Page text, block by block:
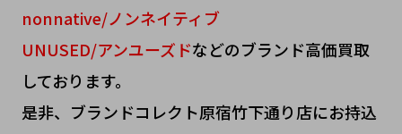
nonnative/ノンネイティブ
UNUSED/アンユーズドなどのブランド高価買取
しております。
是非、ブランドコレクト原宿竹下通り店にお持込